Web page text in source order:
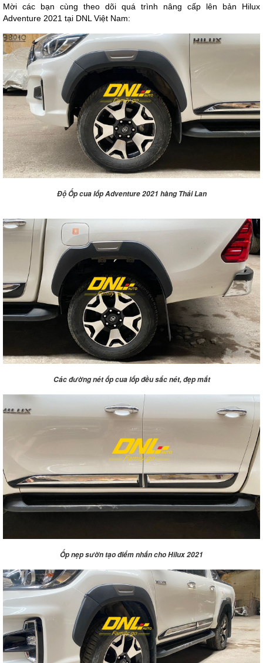
Mời các bạn cùng theo dõi quá trình nâng cấp lên bản Hilux
Adventure 2021 tại DNL Việt Nam:
Độ Ốp cua lốp Adventure 2021 hàng Thái Lan
Các đường nét ốp cua lốp đều sắc nét, đẹp mắt
Ốp nẹp sườn tạo điểm nhấn cho Hilux 2021